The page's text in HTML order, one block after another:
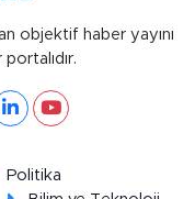
objektif haber yayını
Politika